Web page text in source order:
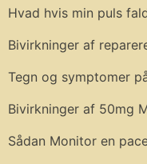
Hvad hvis min puls
Bivirkninger af
Tegn og symptomer
Bivirkninger af 50mg
Sådan Monitor en